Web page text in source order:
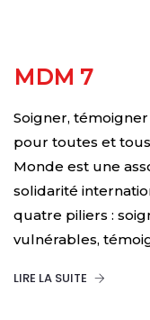
MDM 7
Soigner,
pour toutes et
Monde est une
solidarité
quatre piliers :
vulnérables,
LIRE LA SUITE